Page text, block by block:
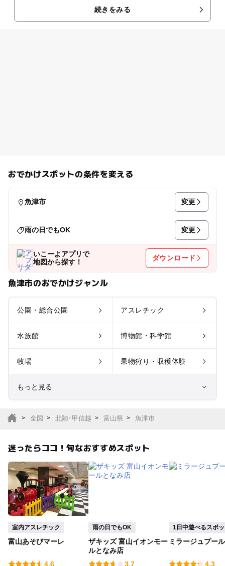
続きをみる
おでかけスポットの条件を変える
魚津市 変更
雨の日でもOK 変更
いこーよアプリで
地図から探す！
ダウンロード
魚津市のおでかけジャンル
公園・総合公園 アスレチック
水族館 博物館・科学館
牧場 果物狩り・収穫体験
もっと見る
サファリパーク
植物園・フラワーパー
ク
キャンプ場
釣り 自然景観
農業体験
全国 北陸･甲信越 富山県 魚津市
迷ったらココ！旬なおすすめスポット
室内アスレチック
富山あそびマーレ
4.6
雨の日でもOK
ザキッズ 富山イオンモー
ルとなみ店
3.7
1日中遊べるスポ
ミラージュプール
4.3